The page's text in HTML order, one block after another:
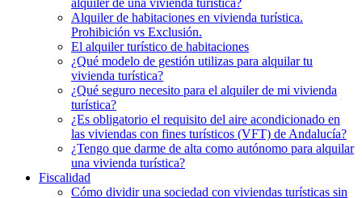
alquiler de una vivienda turística?
Alquiler de habitaciones en vivienda turística.
Prohibición vs Exclusión.
El alquiler turístico de habitaciones
¿Qué modelo de gestión utilizas para alquilar tu
vivienda turística?
¿Qué seguro necesito para el alquiler de mi vivienda
turística?
¿Es obligatorio el requisito del aire acondicionado en
las viviendas con fines turísticos (VFT) de Andalucía?
¿Tengo que darme de alta como autónomo para alquilar
una vivienda turística?
Fiscalidad
Cómo dividir una sociedad con viviendas turísticas sin